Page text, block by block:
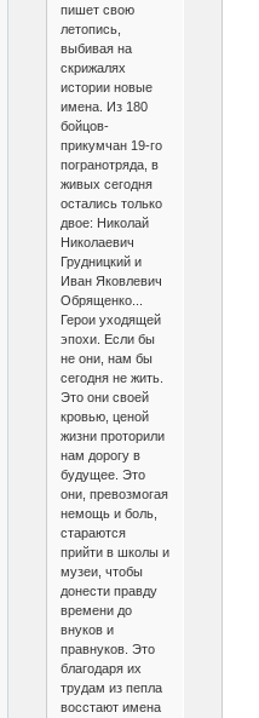
пишет свою
летопись,
выбивая на
скрижалях
истории новые
имена. Из 180
бойцов-
прикумчан 19-го
погранотряда, в
живых сегодня
остались только
двое: Николай
Николаевич
Грудницкий и
Иван Яковлевич
Обрященко...
Герои уходящей
эпохи. Если бы
не они, нам бы
сегодня не жить.
Это они своей
кровью, ценой
жизни проторили
нам дорогу в
будущее. Это
они, превозмогая
немощь и боль,
стараются
прийти в школы и
музеи, чтобы
донести правду
времени до
внуков и
правнуков. Это
благодаря их
трудам из пепла
восстают имена